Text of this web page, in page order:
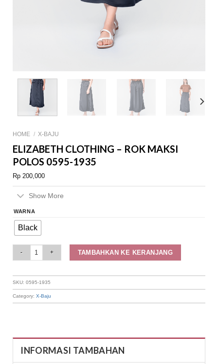
HOME / X-BAJU
ELIZABETH CLOTHING – ROK MAKSI
POLOS 0595-1935
Rp 200,000
Show More
WARNA
Black
TAMBAHKAN KE KERANJANG
SKU:0595-1935
Category:X-Baju
INFORMASI TAMBAHAN